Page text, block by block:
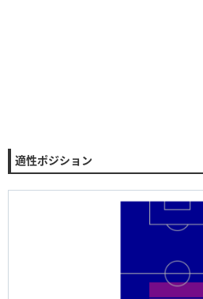
適性ポジション